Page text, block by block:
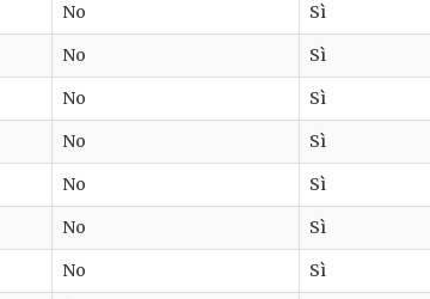
No Sì
No Sì
No Sì
No Sì
No Sì
No Sì
No Sì